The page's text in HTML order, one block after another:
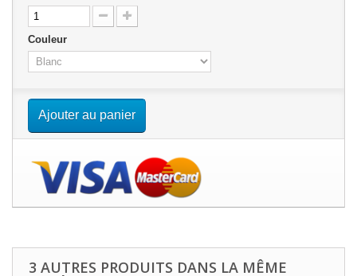
Couleur
Ajouter au panier
3 AUTRES PRODUITS DANS LA MÊME